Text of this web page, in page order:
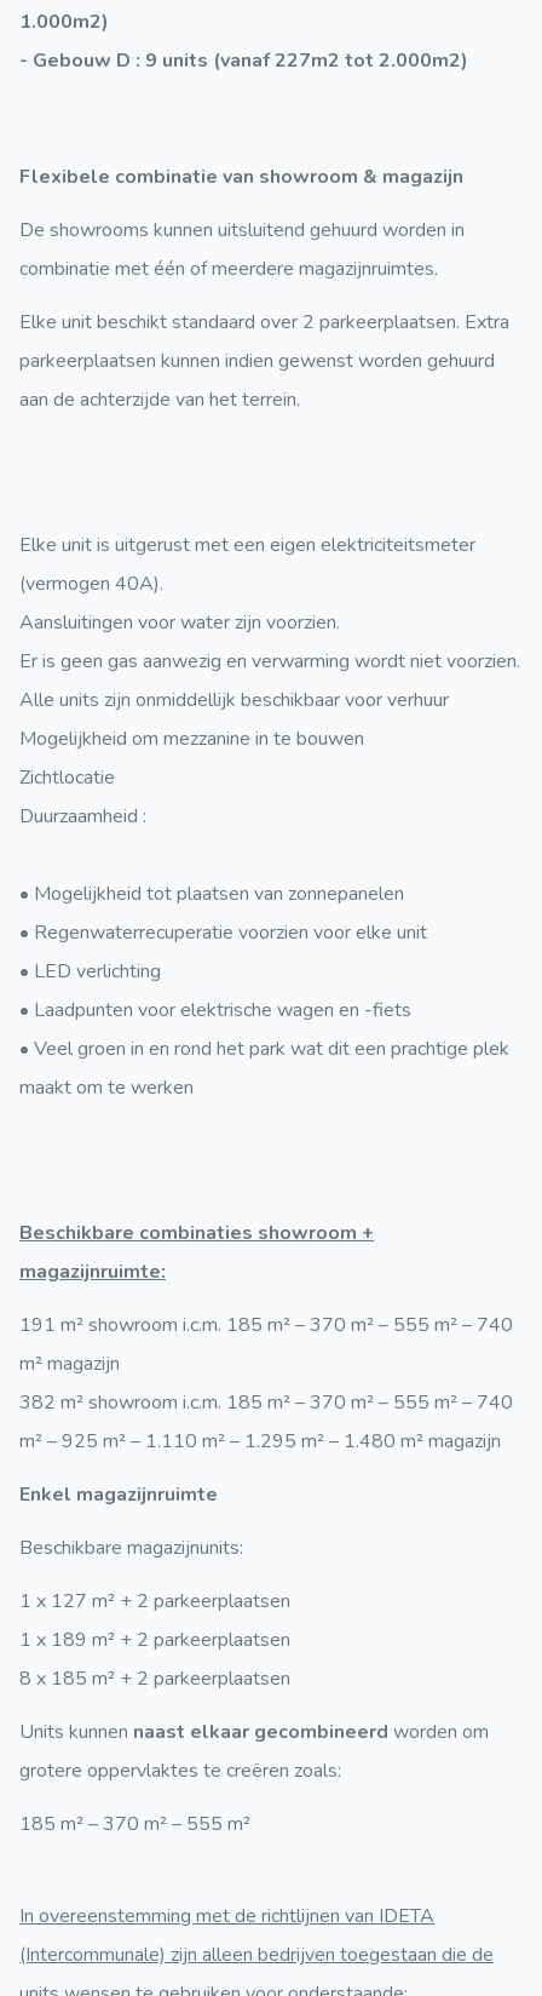
1.000m2)
- Gebouw D : 9 units (vanaf 227m2 tot 2.000m2)
Flexibele combinatie van showroom & magazijn
De showrooms kunnen uitsluitend gehuurd worden in
combinatie met één of meerdere magazijnruimtes.
Elke unit beschikt standaard over 2 parkeerplaatsen. Extra
parkeerplaatsen kunnen indien gewenst worden gehuurd
aan de achterzijde van het terrein.
Elke unit is uitgerust met een eigen elektriciteitsmeter
(vermogen 40A).
Aansluitingen voor water zijn voorzien.
Er is geen gas aanwezig en verwarming wordt niet voorzien.
Alle units zijn onmiddellijk beschikbaar voor verhuur
Mogelijkheid om mezzanine in te bouwen
Zichtlocatie
Duurzaamheid :
• Mogelijkheid tot plaatsen van zonnepanelen
• Regenwaterrecuperatie voorzien voor elke unit
• LED verlichting
• Laadpunten voor elektrische wagen en -fiets
• Veel groen in en rond het park wat dit een prachtige plek
maakt om te werken
Beschikbare combinaties showroom +
magazijnruimte:
191 m² showroom i.c.m. 185 m² – 370 m² – 555 m² – 740
m² magazijn
382 m² showroom i.c.m. 185 m² – 370 m² – 555 m² – 740
m² – 925 m² – 1.110 m² – 1.295 m² – 1.480 m² magazijn
Enkel magazijnruimte
Beschikbare magazijnunits:
1 x 127 m² + 2 parkeerplaatsen
1 x 189 m² + 2 parkeerplaatsen
8 x 185 m² + 2 parkeerplaatsen
Units kunnen naast elkaar gecombineerd worden om
grotere oppervlaktes te creëren zoals:
185 m² – 370 m² – 555 m²
In overeenstemming met de richtlijnen van IDETA
(Intercommunale) zijn alleen bedrijven toegestaan die de